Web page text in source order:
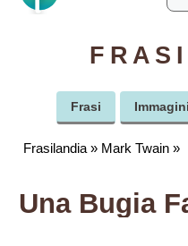
Frasi Immagini
Frasilandia » Mark Twain »
Una Bugia